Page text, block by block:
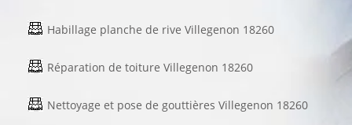
Habillage planche de rive Villegenon 18260
Réparation de toiture Villegenon 18260
Nettoyage et pose de gouttières Villegenon 18260